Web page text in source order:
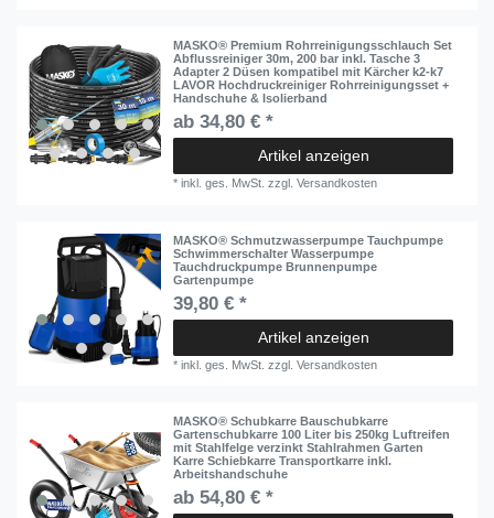
MASKO® Premium Rohrreinigungsschlauch Set
Abflussreiniger 30m, 200 bar inkl. Tasche 3
Adapter 2 Düsen kompatibel mit Kärcher k2-k7
LAVOR Hochdruckreiniger Rohrreinigungsset +
Handschuhe & Isolierband
ab 34,80 € *
Artikel anzeigen
*inkl. ges. MwSt. zzgl.Versandkosten
MASKO® Schmutzwasserpumpe Tauchpumpe
Schwimmerschalter Wasserpumpe
Tauchdruckpumpe Brunnenpumpe
Gartenpumpe
39,80 € *
Artikel anzeigen
*inkl. ges. MwSt. zzgl.Versandkosten
MASKO® Schubkarre Bauschubkarre
Gartenschubkarre 100 Liter bis 250kg Luftreifen
mit Stahlfelge verzinkt Stahlrahmen Garten
Karre Schiebkarre Transportkarre inkl.
Arbeitshandschuhe
ab 54,80 € *